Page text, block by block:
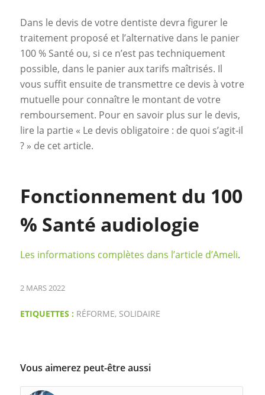
Dans le devis de votre dentiste devra figurer le
traitement proposé et l’alternative dans le panier
100 % Santé ou, si ce n’est pas techniquement
possible, dans le panier aux tarifs maîtrisés. Il
vous suffit ensuite de transmettre ce devis à votre
mutuelle pour connaître le montant de votre
remboursement. Pour en savoir plus sur le devis,
lire la partie « Le devis obligatoire : de quoi s’agit-il
? » de cet article.
Fonctionnement du 100
% Santé audiologie
Les informations complètes dans l’article d’Ameli.
2 MARS 2022
ETIQUETTES : RÉFORME, SOLIDAIRE
Vous aimerez peut-être aussi